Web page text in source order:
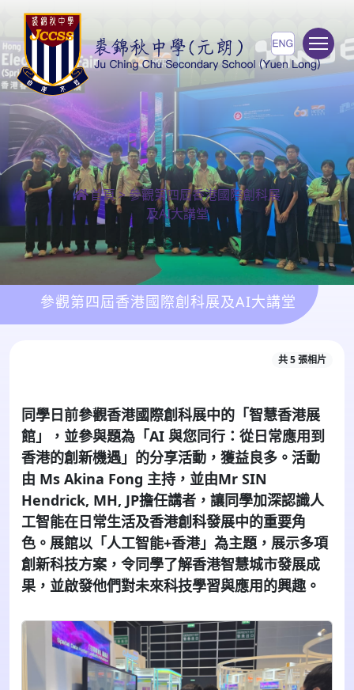
首頁>參觀第四屆香港國際創科展
及AI大講堂
參觀第四屆香港國際創科展及AI大講堂
共 5 張相片
同學日前參觀香港國際創科展中的「智慧香港展
館」，並參與題為「AI 與您同行：從日常應用到
香港的創新機遇」的分享活動，獲益良多。活動
由 Ms Akina Fong 主持，並由Mr SIN
Hendrick, MH, JP擔任講者，讓同學加深認識人
工智能在日常生活及香港創科發展中的重要角
色。展館以「人工智能+香港」為主題，展示多項
創新科技方案，令同學了解香港智慧城市發展成
果，並啟發他們對未來科技學習與應用的興趣。